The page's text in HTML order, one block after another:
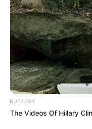
วันนี้ก่อนออกจ
ค้าขาย
ทิศมงคลเสริมคว
พนมมืออธิษฐาน
ประสบความสำเ
BUZZDAY
The Videos Of Hillary